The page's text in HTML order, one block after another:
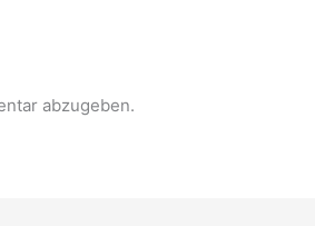
abzugeben.